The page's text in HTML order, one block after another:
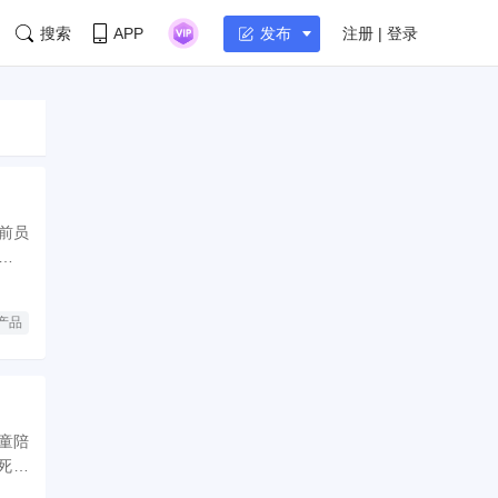
搜索 APP 发布 注册 | 登录
员
析
品
陪
亡